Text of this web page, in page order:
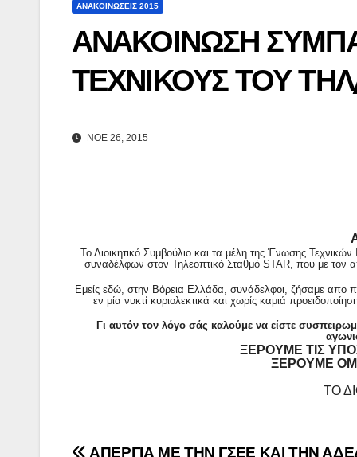
ΑΝΑΚΟΙΝΏΣΕΙΣ 2015
ΑΝΑΚΟΙΝΩΣΗ
ΤΕΧΝΙΚΟΥΣ ΤΟΥ
ΝΟΈ 26, 2015
Το Διοικητικό Συμβούλιο και τα μέλη της Ένωσης
συναδέλφων στον Τηλεοπτικό Σταθμό STAR, που με τον
Εμείς εδώ, στην Βόρεια Ελλάδα, συνάδελφοι, ζήσαμε απο
εν μία νυκτί κυριολεκτικά και χωρίς καμιά
Γι αυτόν τον λόγο σάς καλούμε να είστε
ΞΕΡΟΥΜΕ ΤΙΣ
ΞΕΡΟΥΜΕ
ΤΟ
ΑΠΕΡΓΙΑ ΜΕ ΤΗΝ ΓΣΕΕ ΚΑΙ ΤΗΝ